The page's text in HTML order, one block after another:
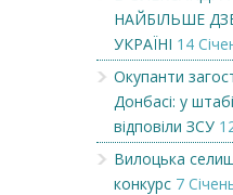
НАЙБІЛЬШЕ
УКРАЇНІ 14
Окупанти
Донбасі: у
відповіли ЗСУ
Вилоцька
конкурс 7